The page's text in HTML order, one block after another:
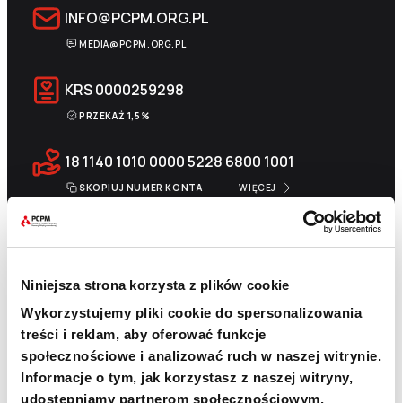
Niniejsza strona korzysta z plików cookie
Wykorzystujemy pliki cookie do spersonalizowania
treści i reklam, aby oferować funkcje
społecznościowe i analizować ruch w naszej witrynie.
Informacje o tym, jak korzystasz z naszej witryny,
udostępniamy partnerom społecznościowym,
INFO@PCPM.ORG.PL
MEDIA@PCPM.ORG.PL
KRS0000259298
PRZEKAŻ 1,5%
18 1140 1010 0000 5228 6800 1001
SKOPIUJ NUMER KONTA WIĘCEJ
Newsletter
Chcesz być na bieżąco? Zapisz się do naszego
newslettera. Informacje o nowościach, naszych planach,
działaniach i zakończonych projektach.
Adres e-mail